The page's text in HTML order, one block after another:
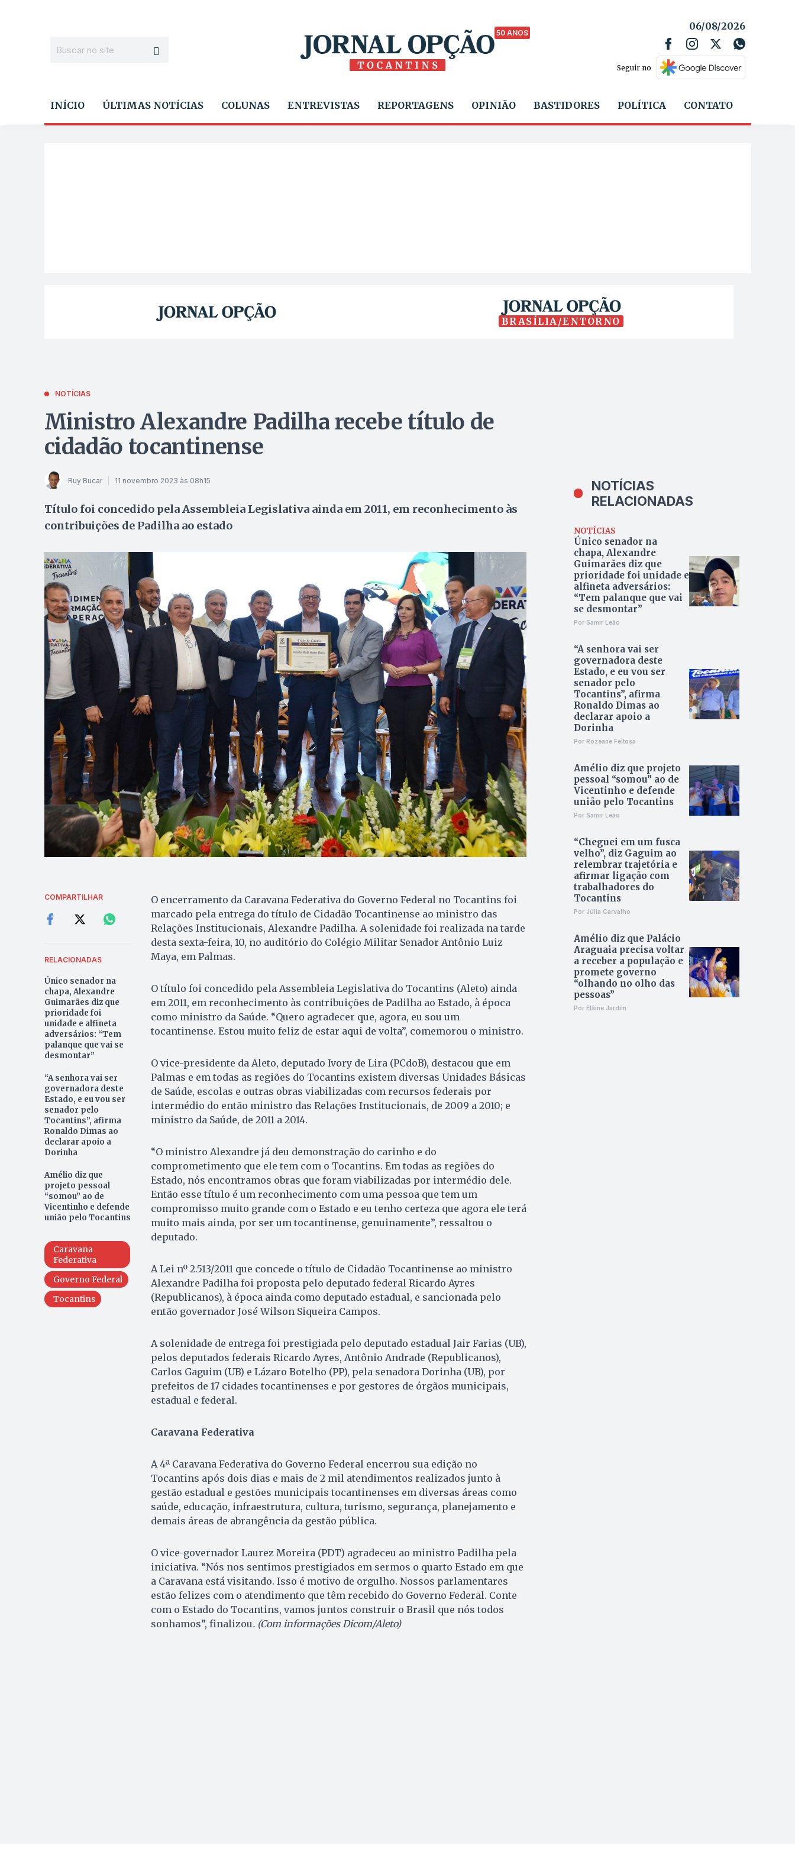
50 ANOS
06/08/2026
Seguir no
INÍCIO ÚLTIMAS NOTÍCIAS COLUNAS ENTREVISTAS REPORTAGENS OPINIÃO BASTIDORES POLÍTICA CONTATO
BRASÍLIA/ENTORNO
NOTÍCIAS
Ministro Alexandre Padilha recebe título de
cidadão tocantinense
Ruy Bucar 11 novembro 2023 às 08h15
Título foi concedido pela Assembleia Legislativa ainda em 2011, em reconhecimento às
contribuições de Padilha ao estado
COMPARTILHAR
RELACIONADAS
Único senador na
chapa, Alexandre
Guimarães diz que
prioridade foi
unidade e alfineta
adversários: “Tem
palanque que vai se
desmontar”
“A senhora vai ser
governadora deste
Estado, e eu vou ser
senador pelo
Tocantins”, afirma
Ronaldo Dimas ao
declarar apoio a
Dorinha
Amélio diz que
projeto pessoal
“somou” ao de
Vicentinho e defende
união pelo Tocantins
Caravana
Federativa
Governo Federal
Tocantins
O encerramento da Caravana Federativa do Governo Federal no Tocantins foi
marcado pela entrega do título de Cidadão Tocantinense ao ministro das
Relações Institucionais, Alexandre Padilha. A solenidade foi realizada na tarde
desta sexta-feira, 10, no auditório do Colégio Militar Senador Antônio Luiz
Maya, em Palmas.
O título foi concedido pela Assembleia Legislativa do Tocantins (Aleto) ainda
em 2011, em reconhecimento às contribuições de Padilha ao Estado, à época
como ministro da Saúde. “Quero agradecer que, agora, eu sou um
tocantinense. Estou muito feliz de estar aqui de volta”, comemorou o ministro.
O vice-presidente da Aleto, deputado Ivory de Lira (PCdoB), destacou que em
Palmas e em todas as regiões do Tocantins existem diversas Unidades Básicas
de Saúde, escolas e outras obras viabilizadas com recursos federais por
intermédio do então ministro das Relações Institucionais, de 2009 a 2010; e
ministro da Saúde, de 2011 a 2014.
“O ministro Alexandre já deu demonstração do carinho e do
comprometimento que ele tem com o Tocantins. Em todas as regiões do
Estado, nós encontramos obras que foram viabilizadas por intermédio dele.
Então esse título é um reconhecimento com uma pessoa que tem um
compromisso muito grande com o Estado e eu tenho certeza que agora ele terá
muito mais ainda, por ser um tocantinense, genuinamente”, ressaltou o
deputado.
A Lei nº 2.513/2011 que concede o título de Cidadão Tocantinense ao ministro
Alexandre Padilha foi proposta pelo deputado federal Ricardo Ayres
(Republicanos), à época ainda como deputado estadual, e sancionada pelo
então governador José Wilson Siqueira Campos.
A solenidade de entrega foi prestigiada pelo deputado estadual Jair Farias (UB),
pelos deputados federais Ricardo Ayres, Antônio Andrade (Republicanos),
Carlos Gaguim (UB) e Lázaro Botelho (PP), pela senadora Dorinha (UB), por
prefeitos de 17 cidades tocantinenses e por gestores de órgãos municipais,
estadual e federal.
Caravana Federativa
A 4ª Caravana Federativa do Governo Federal encerrou sua edição no
Tocantins após dois dias e mais de 2 mil atendimentos realizados junto à
gestão estadual e gestões municipais tocantinenses em diversas áreas como
saúde, educação, infraestrutura, cultura, turismo, segurança, planejamento e
demais áreas de abrangência da gestão pública.
O vice-governador Laurez Moreira (PDT) agradeceu ao ministro Padilha pela
iniciativa. “Nós nos sentimos prestigiados em sermos o quarto Estado em que
a Caravana está visitando. Isso é motivo de orgulho. Nossos parlamentares
estão felizes com o atendimento que têm recebido do Governo Federal. Conte
com o Estado do Tocantins, vamos juntos construir o Brasil que nós todos
sonhamos”, finalizou. (Com informações Dicom/Aleto)
NOTÍCIAS
RELACIONADAS
NOTÍCIAS
Único senador na
chapa, Alexandre
Guimarães diz que
prioridade foi unidade e
alfineta adversários:
“Tem palanque que vai
se desmontar”
Por Samir Leão
“A senhora vai ser
governadora deste
Estado, e eu vou ser
senador pelo
Tocantins”, afirma
Ronaldo Dimas ao
declarar apoio a
Dorinha
Por Rozeane Feitosa
Amélio diz que projeto
pessoal “somou” ao de
Vicentinho e defende
união pelo Tocantins
Por Samir Leão
“Cheguei em um fusca
velho”, diz Gaguim ao
relembrar trajetória e
afirmar ligação com
trabalhadores do
Tocantins
Por Júlia Carvalho
Amélio diz que Palácio
Araguaia precisa voltar
a receber a população e
promete governo
“olhando no olho das
pessoas”
Por Elâine Jardim